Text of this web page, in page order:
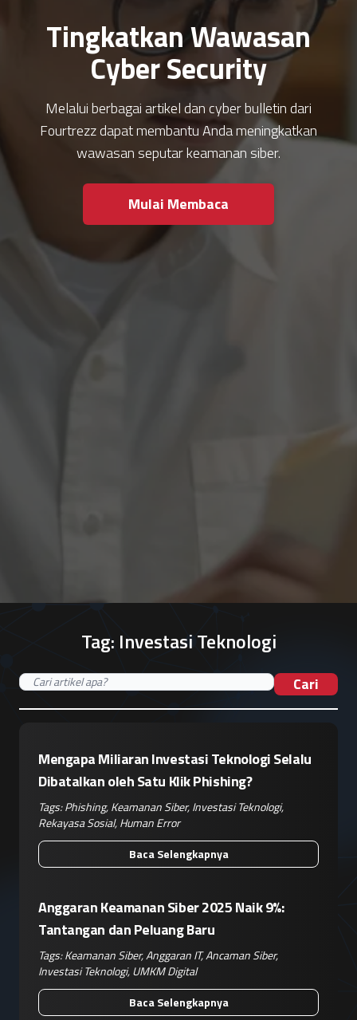
Tingkatkan Wawasan
Cyber Security
Melalui berbagai artikel dan cyber bulletin dari
Fourtrezz dapat membantu Anda meningkatkan
wawasan seputar keamanan siber.
Mulai Membaca
Tag: Investasi Teknologi
Cari
Mengapa Miliaran Investasi Teknologi Selalu
Dibatalkan oleh Satu Klik Phishing?
Tags:Phishing,Keamanan Siber,Investasi Teknologi,
Rekayasa Sosial,Human Error
Baca Selengkapnya
Anggaran Keamanan Siber 2025 Naik 9%:
Tantangan dan Peluang Baru
Tags:Keamanan Siber,Anggaran IT,Ancaman Siber,
Investasi Teknologi,UMKM Digital
Baca Selengkapnya